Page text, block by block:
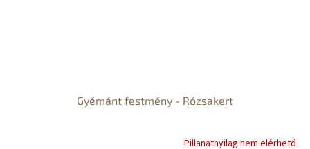
Gyémánt festmény - Rózsakert
Pillanatnyilag nem elérhető